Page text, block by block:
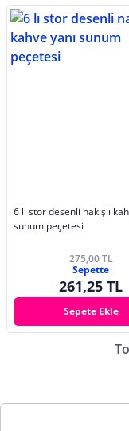
6 lı stor desenli nakışlı
sunum peçetesi
275,00 TL
Sepette
261,25 TL
Sepete Ekle